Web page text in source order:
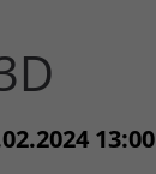
13:00